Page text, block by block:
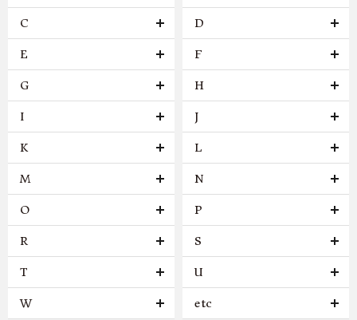
C D
E F
G H
I J
K L
M N
O P
R S
T U
W etc